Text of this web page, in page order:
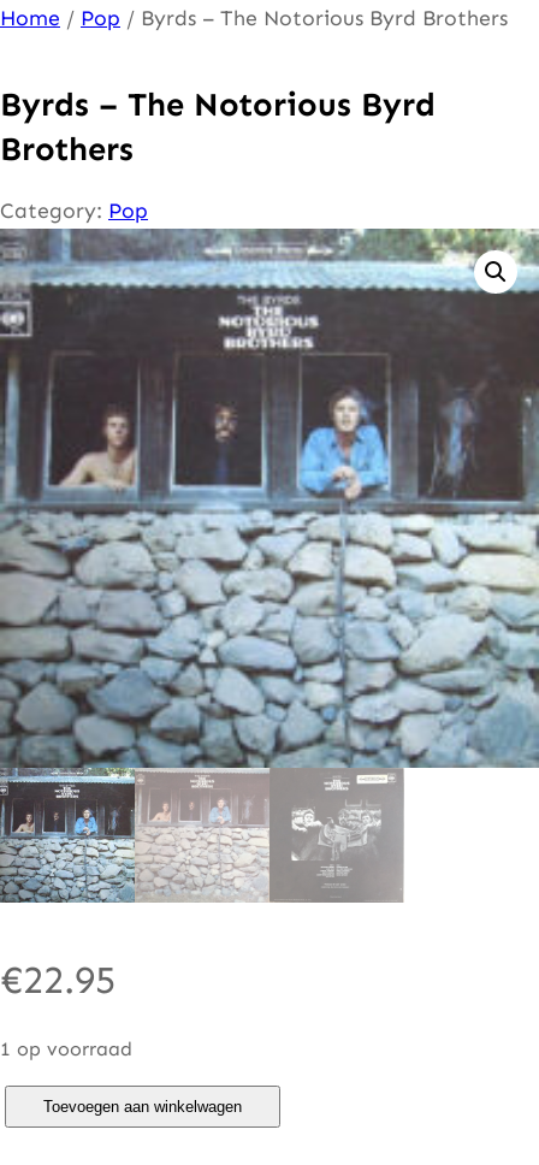
Ga
de
inhoud
Home / Pop / Byrds – The Notorious Byrd Brothers
Byrds – The Notorious Byrd
Brothers
Category: Pop
€22.95
1 op voorraad
Toevoegen aan winkelwagen